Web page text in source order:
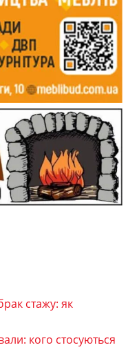
стажу: як
кого стосуються